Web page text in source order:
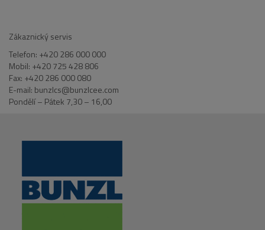
Zákaznický servis
Telefon: +420 286 000 000
Mobil: +420 725 428 806
Fax: +420 286 000 080
E-mail: bunzlcs@bunzlcee.com
Pondělí – Pátek 7,30 – 16,00